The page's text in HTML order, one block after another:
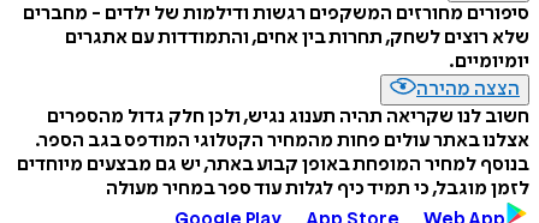
סיפורים מחורזים המשקפים רגשות ודילמות של ילדים - מחברים
שלא רוצים לשחק, תחרות בין אחים, והתמודדות עם אתגרים
יומיומיים.
הצצה מהירה
חשוב לנו שקריאה תהיה תענוג נגיש, ולכן חלק גדול מהספרים
אצלנו באתר עולים פחות מהמחיר הקטלוגי המודפס בגב הספר.
בנוסף למחיר המופחת באופן קבוע באתר, יש גם מבצעים מיוחדים
לזמן מוגבל, כי תמיד כיף לגלות עוד ספר במחיר מעולה